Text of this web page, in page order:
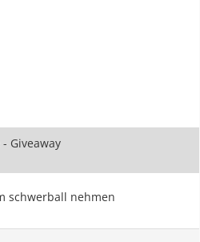
Giveaway
schwerball nehmen